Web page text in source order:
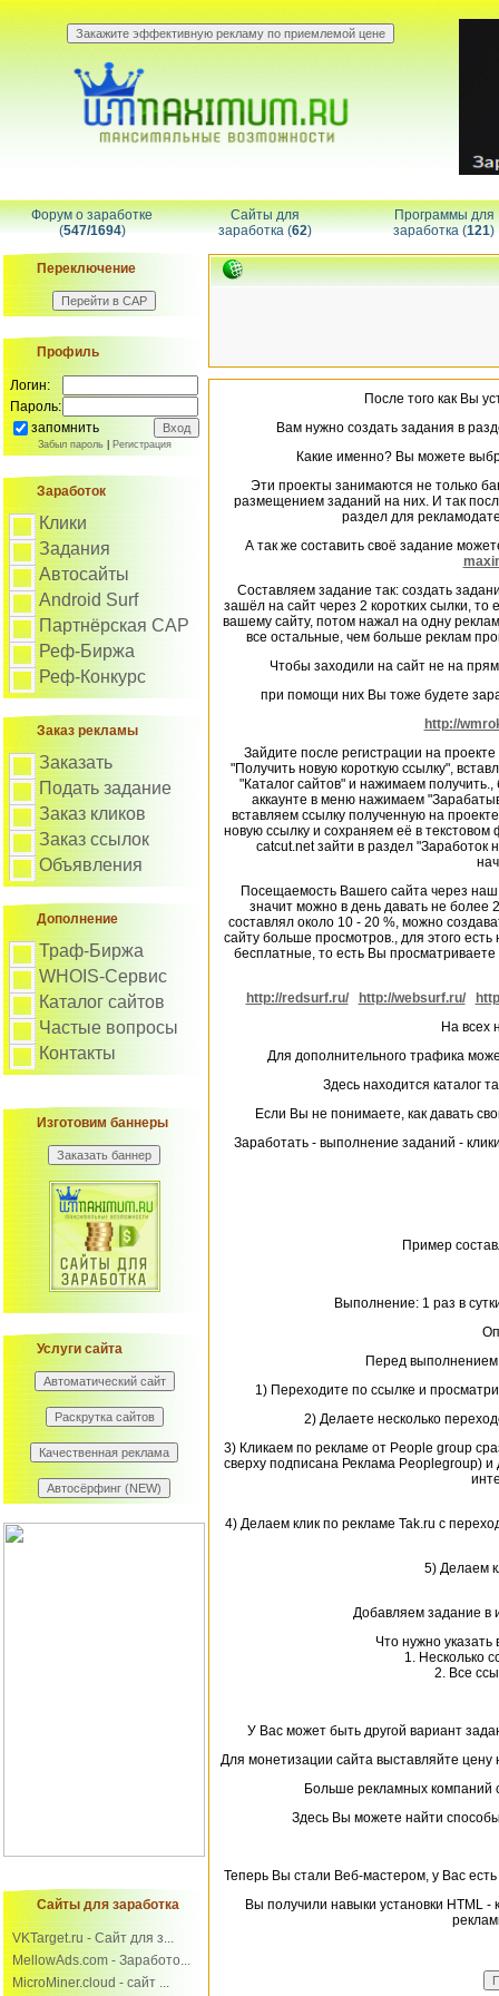
Форум о заработке
(547/1694)
Сайты для
заработка (62)
Программы для
заработка (121)
Переключение
Профиль
Логин:
Пароль:
запомнить
Забыл пароль| Регистрация
Заработок
Клики
Задания
Автосайты
Android Surf
Партнёрская САР
Реф-Биржа
Реф-Конкурс
Заказ рекламы
Заказать
Подать задание
Заказ кликов
Заказ ссылок
Объявления
Дополнение
Траф-Биржа
WHOIS-Сервис
Каталог сайтов
Частые вопросы
Контакты
Изготовим баннеры
Услуги сайта
Сайты для заработка
VKTarget.ru - Сайт для з...
MellowAds.com - Заработо...
MicroMiner.cloud - сайт ...
После того как Вы
Вам нужно создать задания в
Какие именно? Вы можете
Эти проекты занимаются не только
размещением заданий на них. И так
раздел для
А так же составить своё задание
Составляем задание так: создать
зашёл на сайт через 2 коротких сылки, то
вашему сайту, потом нажал на одну
все остальные, чем больше реклам
Чтобы заходили на сайт не на
при помощи них Вы тоже будете
http://
Зайдите после регистрации на
"Получить новую короткую ссылку",
"Каталог сайтов" и нажимаем
аккаунте в меню нажимаем
вставляем ссылку полученную на
новую ссылку и сохраняем её в
catcut.net зайти в раздел "Заработок
Посещаемость Вашего сайта через наш
значит можно в день давать не более
составлял около 10 - 20 %, можно
сайту больше просмотров., для этого
бесплатные, то есть Вы
http://redsurf.ru/ http://websurf.ru/
На всех
Для дополнительного трафика
Здесь находится каталог
Если Вы не понимаете, как давать
Заработать - выполнение заданий -
Пример
Выполнение: 1 раз в
Перед выполнением
1) Переходите по ссылке и
2) Делаете несколько
3) Кликаем по рекламе от People group
сверху подписана Реклама Peoplegroup)
4) Делаем клик по рекламе Tak.ru с
5) Делаем
Добавляем задание в
Что нужно
1. Несколько
2. Все
У Вас может быть другой вариант
Для монетизации сайта выставляйте
Больше рекламных компаний
Здесь Вы можете найти
Теперь Вы стали Веб-мастером, у Вас
Вы получили навыки установки HTML